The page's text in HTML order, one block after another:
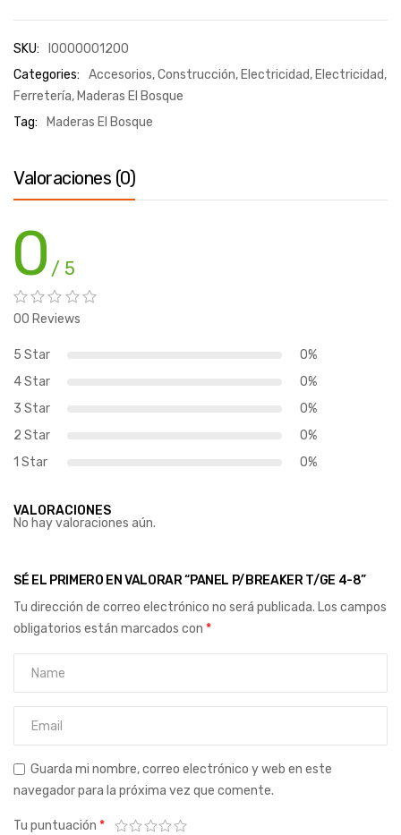
SKU:
I0000001200
Categories:
Accesorios,Construcción, Electricidad, Electricidad,
Ferretería, Maderas El Bosque
Tag:
Maderas El Bosque
Valoraciones (0)
0 / 5
00 Reviews
5 Star
0%
4 Star
0%
3 Star
0%
2 Star
0%
1 Star
0%
VALORACIONES
No hay valoraciones aún.
SÉ EL PRIMERO EN VALORAR “PANEL P/BREAKER T/GE 4-8”
Tu dirección de correo electrónico no será publicada. Los campos
obligatorios están marcados con *
Guarda mi nombre, correo electrónico y web en este
navegador para la próxima vez que comente.
Tu puntuación *